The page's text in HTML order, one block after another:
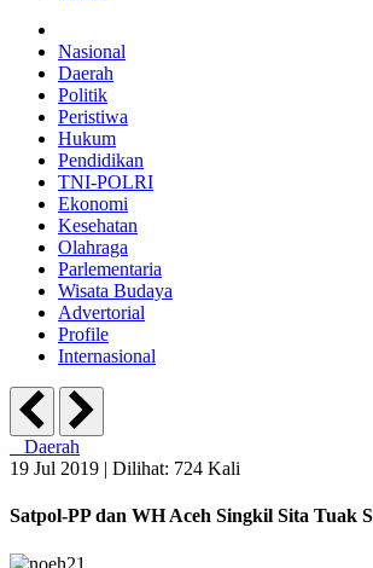
Nasional
Daerah
Politik
Peristiwa
Hukum
Pendidikan
TNI-POLRI
Ekonomi
Kesehatan
Olahraga
Parlementaria
Wisata Budaya
Advertorial
Profile
Internasional
Daerah
19 Jul 2019 | Dilihat: 724 Kali
Satpol-PP dan WH Aceh Singkil Sita Tuak